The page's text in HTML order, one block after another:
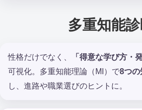
多重知能
性格だけでなく、 「得意な学び方・
可視化。多重知能理論（MI）で8つの
し、進路や職業選びのヒントに。